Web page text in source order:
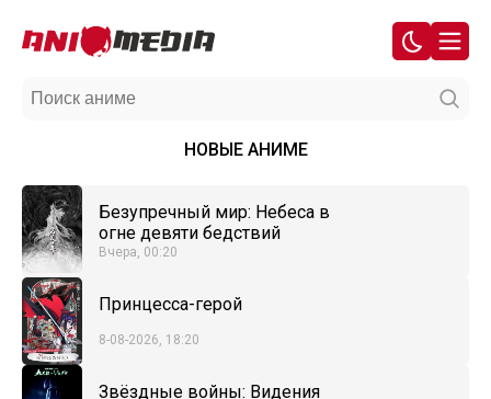
НОВЫЕ АНИМЕ
Безупречный мир: Небеса в
огне девяти бедствий
Вчера, 00:20
Принцесса-герой
8-08-2026, 18:20
Звёздные войны: Видения